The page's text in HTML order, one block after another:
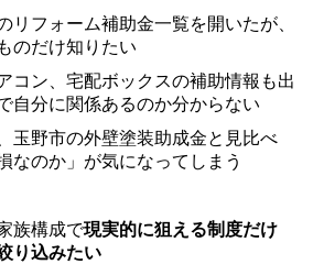
リフォーム補助金一覧を開いたが、
のだけ知りたい
コン、宅配ボックスの補助情報も出
自分に関係あるのか分からない
玉野市の外壁塗装助成金と見比べ
なのか」が気になってしまう
族構成で現実的に狙える制度だけ
り込みたい